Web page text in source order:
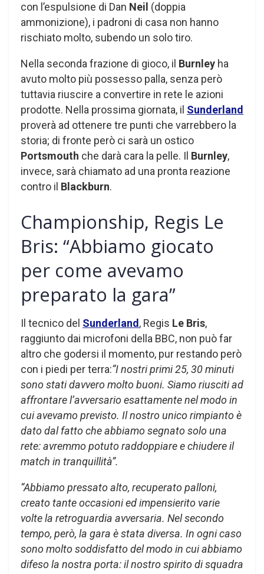
con l’espulsione di Dan Neil (doppia
ammonizione), i padroni di casa non hanno
rischiato molto, subendo un solo tiro.
Nella seconda frazione di gioco, il Burnley ha
avuto molto più possesso palla, senza però
tuttavia riuscire a convertire in rete le azioni
prodotte. Nella prossima giornata, il Sunderland
proverà ad ottenere tre punti che varrebbero la
storia; di fronte però ci sarà un ostico
Portsmouth che darà cara la pelle. Il Burnley,
invece, sarà chiamato ad una pronta reazione
contro il Blackburn.
Championship, Regis Le
Bris: “Abbiamo giocato
per come avevamo
preparato la gara”
Il tecnico del Sunderland , Regis Le Bris,
raggiunto dai microfoni della BBC, non può far
altro che godersi il momento, pur restando però
con i piedi per terra:“I nostri primi 25, 30 minuti
sono stati davvero molto buoni. Siamo riusciti ad
affrontare l’avversario esattamente nel modo in
cui avevamo previsto. Il nostro unico rimpianto è
dato dal fatto che abbiamo segnato solo una
rete: avremmo potuto raddoppiare e chiudere il
match in tranquillità”.
“Abbiamo pressato alto, recuperato palloni,
creato tante occasioni ed impensierito varie
volte la retroguardia avversaria. Nel secondo
tempo, però, la gara è stata diversa. In ogni caso
sono molto soddisfatto del modo in cui abbiamo
difeso la nostra porta: il nostro spirito di squadra